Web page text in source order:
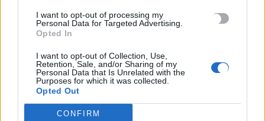
I want to opt-out of processing my
Personal Data for Targeted Advertising.
Opted In
I want to opt-out of Collection, Use,
Retention, Sale, and/or Sharing of my
Personal Data that Is Unrelated with the
Purposes for which it was collected.
Opted Out
CONFIRM
επενδύσεις, νησιά και προορισμούς υπό πίεση
8 Αυγούστου, 2026
TRENDING